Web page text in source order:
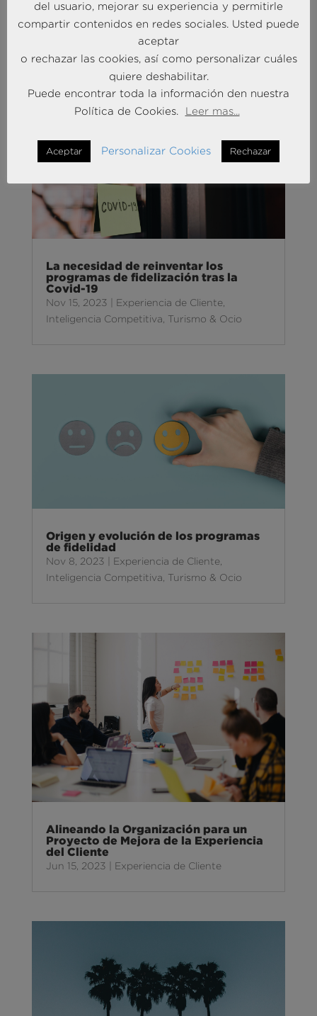
La fusión de lo digital y tradicional en
la fidelización
Experiencia de Cliente
Inteligencia Competitiva ,Turismo & Ocio
La necesidad de reinventar los
programas de fidelización tras la
Covid-19
Nov 15, 2023 Experiencia de Cliente,
Inteligencia Competitiva Turismo & Ocio
Origen y evolución de los programas
de fidelidad
Nov 8, 2023 Experiencia de Cliente,
Inteligencia Competitiva Turismo & Ocio
Alineando la Organización para un
Proyecto de Mejora de la Experiencia
del Cliente
Jun 15, 2023 Experiencia de Cliente
del usuario, mejorar su experiencia y permitirle
compartir contenidos en redes sociales. Usted puede
aceptar
o rechazar las cookies, así como personalizar cuáles
quiere deshabilitar.
Puede encontrar toda la información den nuestra
Política de Cookies.
Leer mas...
Aceptar Personalizar Cookies Rechazar